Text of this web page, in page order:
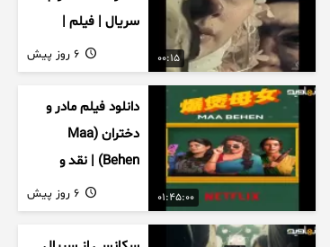
00:15
سریال | فیلم |
نمایش خانگی |
محبوبه | سینمایی
01:45:00
دانلود فیلم مادر و
دختران (Maa
Behen) | نقد و
بررسی درام خانوادگی
هندی